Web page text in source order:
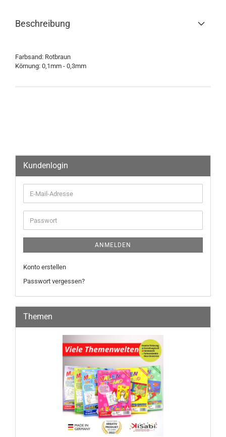
Beschreibung
Farbsand: Rotbraun
Körnung: 0,1mm - 0,3mm
Kundenlogin
ANMELDEN
Konto erstellen
Passwort vergessen?
Themen